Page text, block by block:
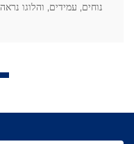
נוחים, עמידים, והלוגו